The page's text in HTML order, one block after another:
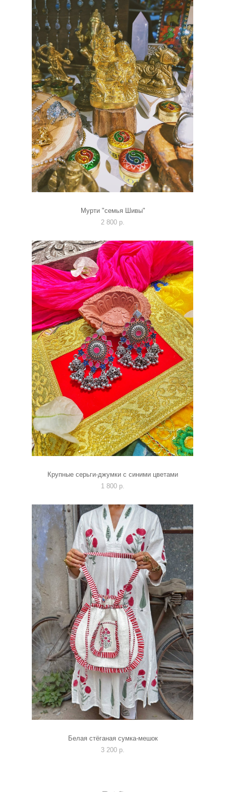
Мурти "семья Шивы"
2 800 p.
Крупные серьги-джумки с синими цветами
1 800 p.
Белая стёганая сумка-мешок
3 200 p.